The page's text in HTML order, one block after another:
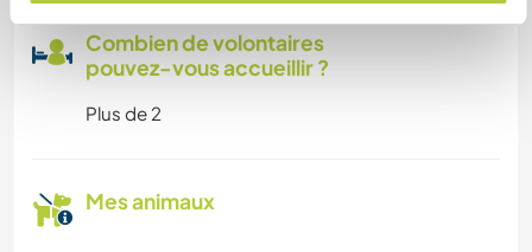
Combien de volontaires
pouvez-vous accueillir ?
Plus de 2
Mes animaux